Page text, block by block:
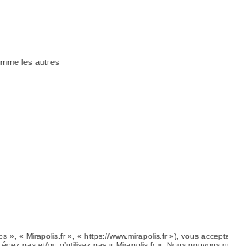
les autres
« Mirapolis.fr », « https://www.mirapolis.fr »), vous